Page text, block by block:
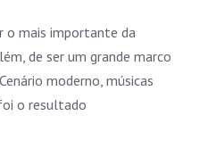
o mais importante da
de ser um grande marco
moderno, músicas
o resultado